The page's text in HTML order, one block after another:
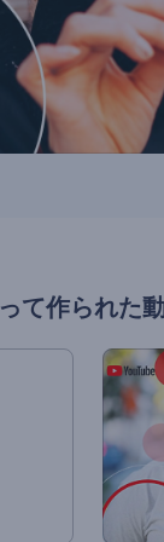
て作られた